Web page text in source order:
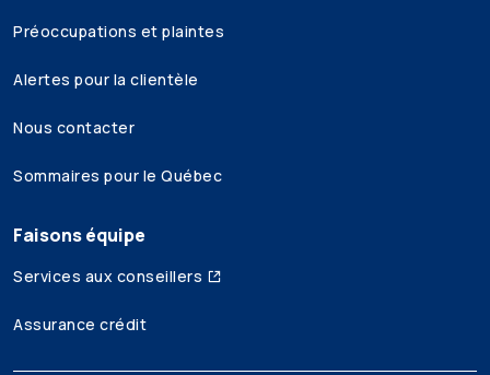
Préoccupations et plaintes
Alertes pour la clientèle
Nous contacter
Sommaires pour le Québec
Faisons équipe
Services aux conseillers
Assurance crédit